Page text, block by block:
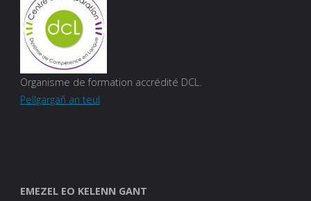
Organisme de formation accrédité DCL.
Pellgargañ an teul
EMEZEL EO KELENN GANT